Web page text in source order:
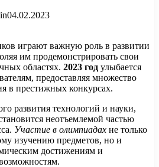
04.02.2023
играют важную роль в развитии
им продемонстрировать свои
областях. 2023 год улыбается
предоставляя множество
в престижных конкурсах.
развития технологий и науки,
неотъемлемой частью
Участие в олимпиадах не только
изучению предметов, но и
достижениям и